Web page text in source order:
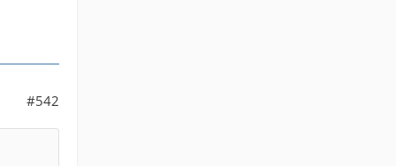
#542